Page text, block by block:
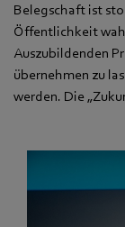
Belegschaft ist
Öffentlichkeit
Auszubildenden
übernehmen zu
werden. Die